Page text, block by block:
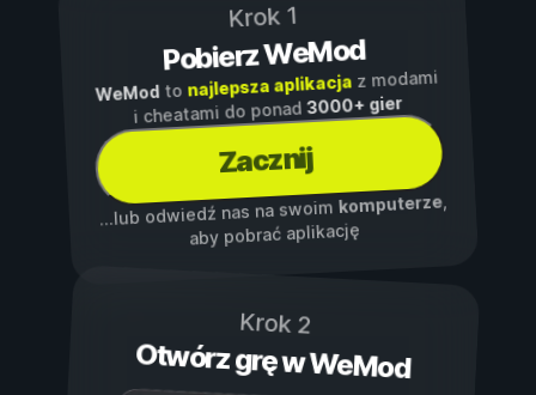
Krok 1
Pobierz WeMod
WeModto najlepsza aplikacjaz modami
i cheatami do ponad3000+ gier
Zacznij
...lub odwiedź nas na swoim komputerze,
aby pobrać aplikację
Krok 2
Otwórz grę w WeMod